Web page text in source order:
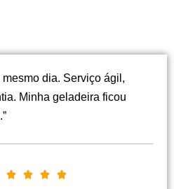
dia. Serviço ágil,
Minha geladeira ficou
   C